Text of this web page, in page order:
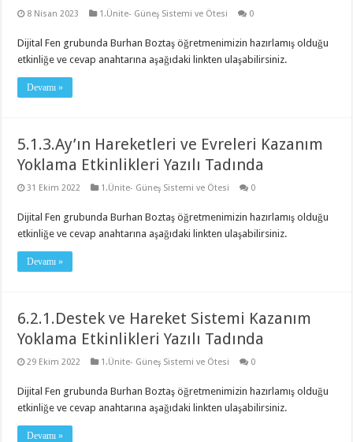
8 Nisan 2023 1.Ünite- Güneş Sistemi ve Ötesi 0
Dijital Fen grubunda Burhan Boztaş öğretmenimizin hazırlamış olduğu
etkinliğe ve cevap anahtarına aşağıdaki linkten ulaşabilirsiniz.
Devamı »
5.1.3.Ay’ın Hareketleri ve Evreleri Kazanım
Yoklama Etkinlikleri Yazılı Tadında
31 Ekim 2022 1.Ünite- Güneş Sistemi ve Ötesi 0
Dijital Fen grubunda Burhan Boztaş öğretmenimizin hazırlamış olduğu
etkinliğe ve cevap anahtarına aşağıdaki linkten ulaşabilirsiniz.
Devamı »
6.2.1.Destek ve Hareket Sistemi Kazanım
Yoklama Etkinlikleri Yazılı Tadında
29 Ekim 2022 1.Ünite- Güneş Sistemi ve Ötesi 0
Dijital Fen grubunda Burhan Boztaş öğretmenimizin hazırlamış olduğu
etkinliğe ve cevap anahtarına aşağıdaki linkten ulaşabilirsiniz.
Devamı »